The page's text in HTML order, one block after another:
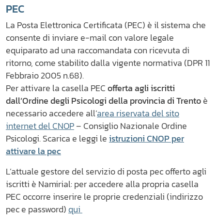
PEC
La Posta Elettronica Certificata (PEC) è il sistema che
consente di inviare e-mail con valore legale
equiparato ad una raccomandata con ricevuta di
ritorno, come stabilito dalla vigente normativa (DPR 11
Febbraio 2005 n.68).
Per attivare la casella PECofferta agli iscritti
dall’Ordine degli Psicologi della provincia di Trentoè
necessario accedere all’area riservata del sito
internet del CNOP– Consiglio Nazionale Ordine
Psicologi. Scarica e leggi leistruzioni CNOP per
attivare la pec
L’attuale gestore del servizio di posta pec offerto agli
iscritti è Namirial: per accedere alla propria casella
PEC occorre inserire le proprie credenziali (indirizzo
pec e password) qui